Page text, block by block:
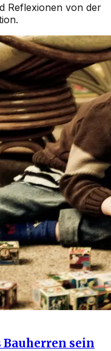
Reflexionen von der
sein